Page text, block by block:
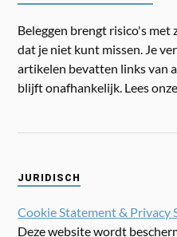
Beleggen brengt risico's met
dat je niet kunt missen. Je
artikelen bevatten links van
blijft onafhankelijk. Lees
JURIDISCH
Cookie Statement & Privacy
Deze website wordt